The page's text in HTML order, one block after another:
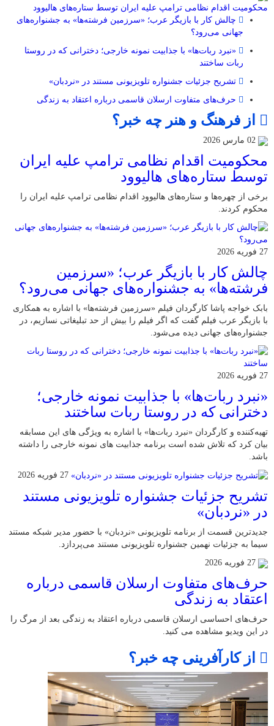
محکومیت اقدام نظامی ترامپ علیه ایران توسط ستاره‌های هالیوود
چالش کار با بازیگر عرب؛ «سرزمین فرشته‌ها» به جشنواره‌های
جهانی می‌رود؟
«نبرد ربات‌ها» با جذابیت نمونه خارجی؛ دخترانی که در روستا
ربات ساختند
تشریح جزئیات جشنواره‌ تلویزیونی مستند در «نردبان»
حرف‌های متفاوت ارسلان قاسمی درباره اعتقاد به زندگی
از فرهنگ و هنر چه خبر؟
02 مارس 2026
محکومیت اقدام نظامی ترامپ علیه ایران
توسط ستاره‌های هالیوود
برخی از چهره‌ها و ستاره‌های هالیوود اقدام نظامی ترامپ علیه ایران را
محکوم کردند.
27 فوریه 2026
چالش کار با بازیگر عرب؛ «سرزمین
فرشته‌ها» به جشنواره‌های جهانی می‌رود؟
بابک خواجه پاشا کارگردان فیلم «سرزمین فرشته‌ها» با اشاره به همکاری
با بازیگر عرب فیلم گفت که اگر فیلم را بیش از حد تبلیغاتی نسازیم، در
جشنواره‌های جهانی دیده می‌شود.
27 فوریه 2026
«نبرد ربات‌ها» با جذابیت نمونه خارجی؛
دخترانی که در روستا ربات ساختند
تهیه‌کننده و کارگردان «نبرد ربات‌ها» با اشاره به ویژگی های این مسابقه
بیان کرد که تلاش شده است برنامه جذابیت های نمونه خارجی را داشته
باشد.
27 فوریه 2026
تشریح جزئیات جشنواره‌ تلویزیونی مستند
در «نردبان»
جدیدترین قسمت از برنامه‌ تلویزیونی «نردبان» با حضور مدیر شبکه مستند
سیما به جزئیات نهمین جشنواره‌ تلویزیونی مستند می‌پردازد.
27 فوریه 2026
حرف‌های متفاوت ارسلان قاسمی درباره
اعتقاد به زندگی
حرف‌های احساسی ارسلان قاسمی درباره اعتقاد به زندگی بعد از مرگ را
در این ویدیو مشاهده می کنید.
از کارآفرینی چه خبر؟